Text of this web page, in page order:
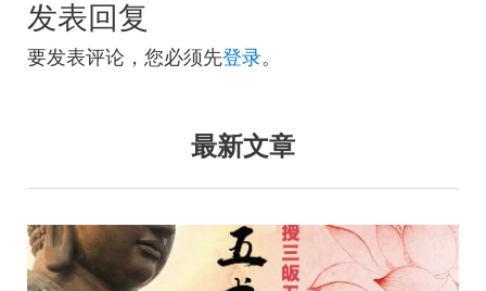
发表回复
要发表评论，您必须先登录。
最新文章